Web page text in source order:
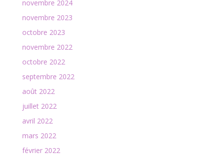
novembre 2024
novembre 2023
octobre 2023
novembre 2022
octobre 2022
septembre 2022
août 2022
juillet 2022
avril 2022
mars 2022
février 2022